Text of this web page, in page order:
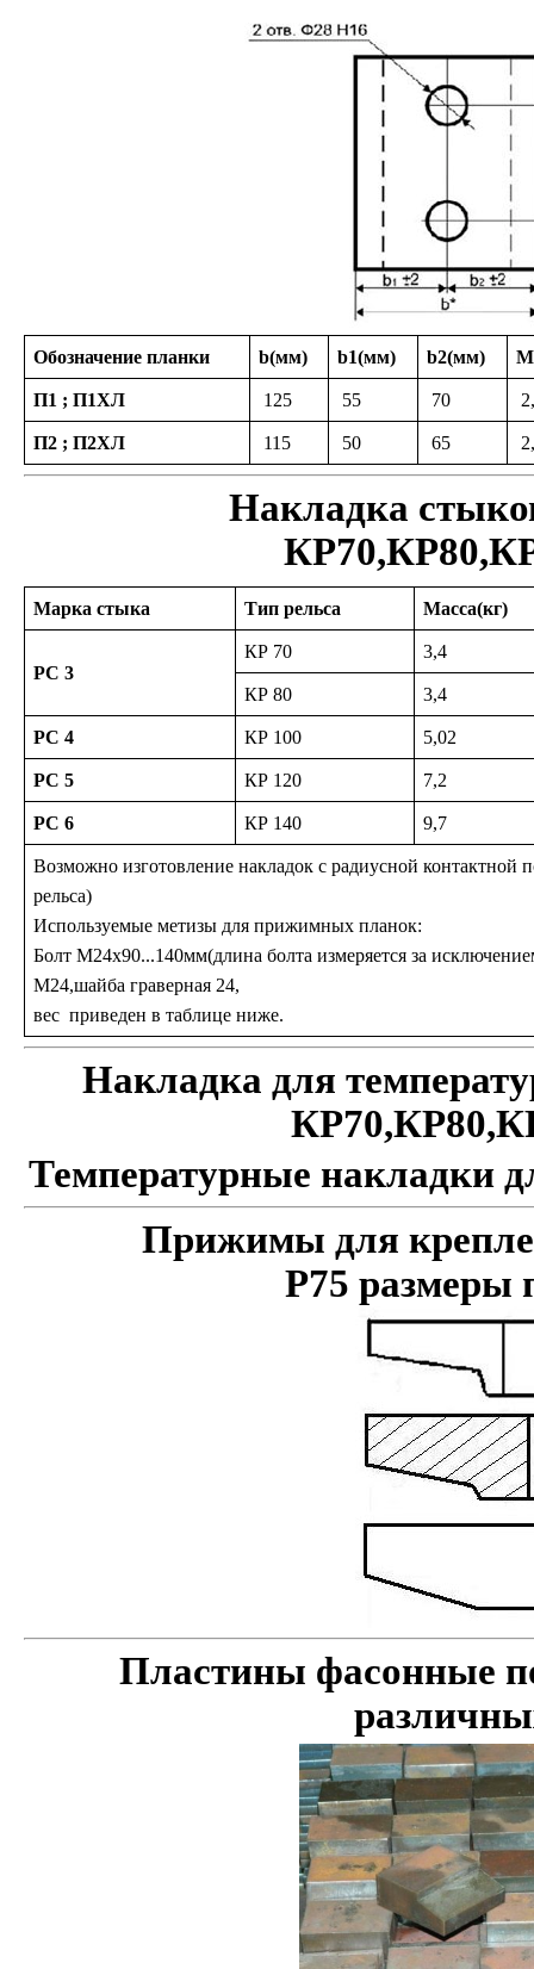
Обозначение планки b(мм) b1(мм) b2(мм)
П1 ; П1ХЛ 125 55 70
П2 ; П2ХЛ 115 50 65
Накладка
Марка стыка Тип рельса Масса(кг)
РС 3
КР 70 3,4
КР 80 3,4
РС 4 КР 100 5,02
РС 5 КР 120 7,2
РС 6 КР 140 9,7
Возможно изготовление накладок с радиусной контактной
рельса)
Используемые метизы для прижимных планок:
Болт М24х90...140мм(длина болта измеряется за
М24,шайба граверная 24,
вес приведен в таблице ниже.
Накладка для
Температурные накладки
Прижимы для
Р75 размеры
Пластины фасонные